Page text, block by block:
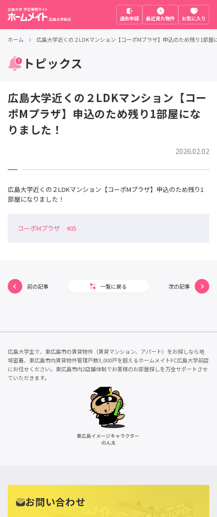
退去申請 最近見た物件 お気に入り
ホーム 広島大学近くの２LDKマンション【コーポMプラザ】申込のため残り1部屋
トピックス
広島大学近くの２LDKマンション【コー
ポMプラザ】申込のため残り1部屋にな
りました！
2026.02.02
広島大学近くの２LDKマンション【コーポMプラザ】申込のため残り1
部屋になりました！
コーポMプラザ 405
前の記事 一覧に戻る 次の記事
広島大学生で、東広島市の賃貸物件（賃貸マンション、アパート）をお探しなら地
域密着、東広島市内賃貸物件管理戸数3,000戸を超えるホームメイトFC広島大学前店
にお任せください。東広島市内2店舗体制でお客様のお部屋探しを万全サポートさせ
ていただきます。
お問い合わせ